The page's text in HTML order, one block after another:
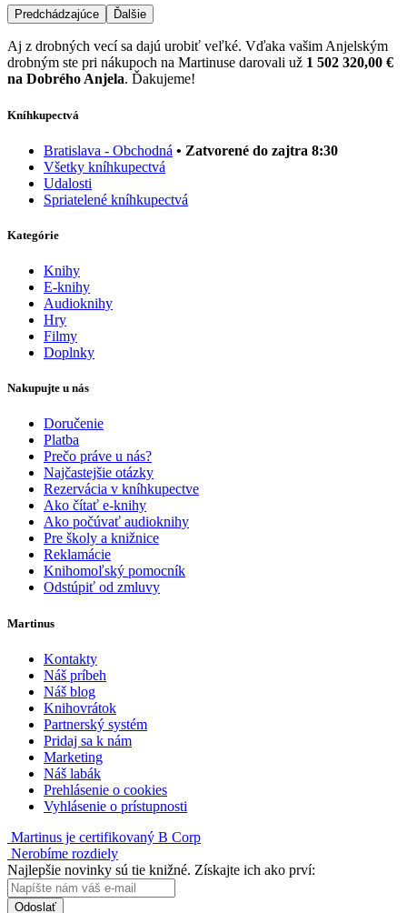
Predchádzajúce Ďalšie
Aj z drobných vecí sa dajú urobiť veľké. Vďaka vašim Anjelským
drobným ste pri nákupoch na Martinuse darovali už 1 502 320,00 €
na Dobrého Anjela. Ďakujeme!
Kníhkupectvá
Bratislava - Obchodná • Zatvorené do zajtra 8:30
Všetky kníhkupectvá
Udalosti
Spriatelené kníhkupectvá
Kategórie
Knihy
E-knihy
Audioknihy
Hry
Filmy
Doplnky
Nakupujte u nás
Doručenie
Platba
Prečo práve u nás?
Najčastejšie otázky
Rezervácia v kníhkupectve
Ako čítať e-knihy
Ako počúvať audioknihy
Pre školy a knižnice
Reklamácie
Knihomoľský pomocník
Odstúpiť od zmluvy
Martinus
Kontakty
Náš príbeh
Náš blog
Knihovrátok
Partnerský systém
Pridaj sa k nám
Marketing
Náš labák
Prehlásenie o cookies
Vyhlásenie o prístupnosti
Martinus je certifikovaný B Corp
Nerobíme rozdiely
Najlepšie novinky sú tie knižné. Získajte ich ako prví:
Odoslať